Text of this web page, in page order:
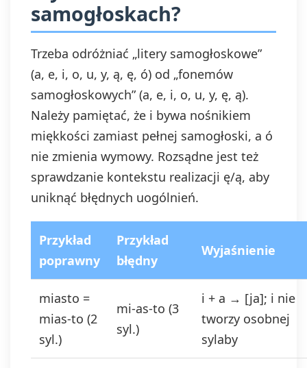
przetwarzania, którego dokonano na
podstawie zgody przed jej
możliwe poprzez kontakt z
Administratorem na adres e-mail:
admin@dyktanda.pl
lub naciśniecie
przycisku "wypisz się" znajdującego
się w wiadomościach e-mail od nas.
samogłoskach?
Trzeba odróżniać „litery samogłoskowe”
(a, e, i, o, u, y, ą, ę, ó) od „fonemów
samogłoskowych” (a, e, i, o, u, y, ę, ą).
Należy pamiętać, że i bywa nośnikiem
miękkości zamiast pełnej samogłoski, a ó
nie zmienia wymowy. Rozsądne jest też
sprawdzanie kontekstu realizacji ę/ą, aby
uniknąć błędnych uogólnień.
Przykład
poprawny
Przykład
błędny
Wyjaśnienie
miasto =
mias-to (2
syl.)
mi-as-to (3
syl.)
i + a → [ja]; i nie
tworzy osobnej
sylaby